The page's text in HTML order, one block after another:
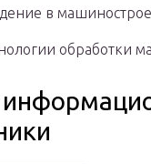
в
обработки